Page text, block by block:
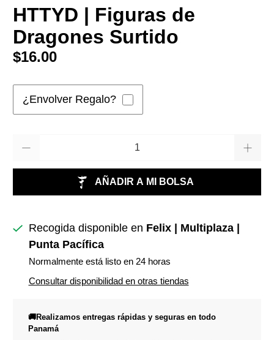
HTTYD | Figuras de
Dragones Surtido
$16.00
¿Envolver Regalo?
AÑADIR A MI BOLSA
Recogida disponible en Felix | Multiplaza |
Punta Pacífica
Normalmente está listo en 24 horas
Consultar disponibilidad en otras tiendas
🚚Realizamos entregas rápidas y seguras en todo
Panamá